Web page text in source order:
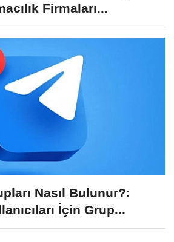
Firmaları...
Nasıl Bulunur?:
İçin Grup...